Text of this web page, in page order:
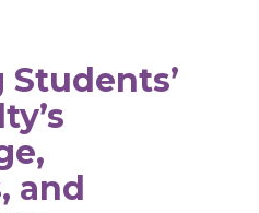
and